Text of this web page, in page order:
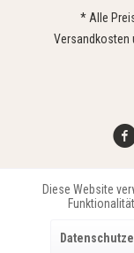
* Alle
Versandkosten
Kontakt
Copyright ©
Funktionale
Diese Website